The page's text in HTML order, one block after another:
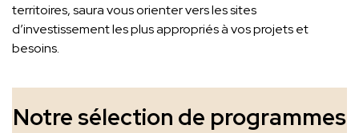
territoires, saura vous orienter vers les sites
d’investissement les plus appropriés à vos projets et
besoins.
Notre sélection de programmes